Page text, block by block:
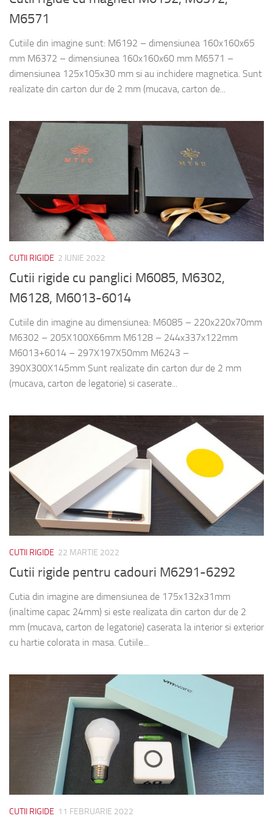
M6571
Cutiile din imagine sunt: M6192 – dimensiunea 160x160x65
mm M6372 – dimensiunea 160x160x60 mm M6571 –
dimensiunea 125x105x30 mm si au inchidere magnetica. Sunt
realizate din carton dur de 2 mm (mucava, carton de...
CUTII RIGIDE 2 IUNIE 2022
Cutii rigide cu panglici M6085, M6302,
M6128, M6013-6014
Cutiile din imagine au dimensiunea: M6085 – 220x220x70mm
M6302 – 205X100X66mm M6128 – 244x337x122mm
M6013+6014 – 297X197X50mm M6243 –
390X300X145mm Sunt realizate din carton dur de 2 mm
(mucava, carton de legatorie) si caserate...
CUTII RIGIDE 22 MARTIE 2022
Cutii rigide pentru cadouri M6291-6292
Cutia din imagine are dimensiunea de 175x132x31mm
(inaltime capac 24mm) si este realizata din carton dur de 2
mm (mucava, carton de legatorie) caserata la interior si exterior
cu hartie colorata in masa. Cutiile...
CUTII RIGIDE 11 FEBRUARIE 2022